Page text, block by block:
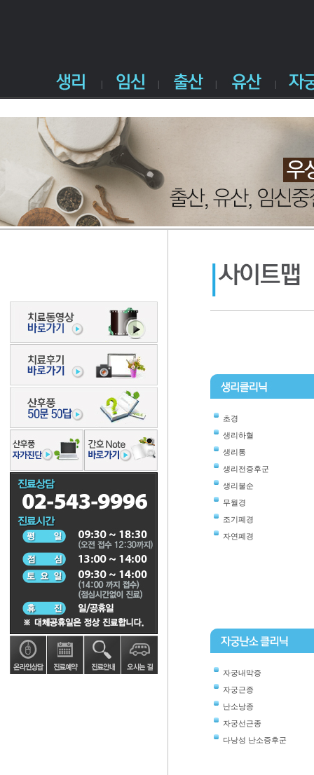
초경
생리하혈
생리통
생리전증후군
생리불순
무월경
조기폐경
자연폐경
자궁내막증
자궁근종
난소낭종
자궁선근종
다낭성 난소증후군